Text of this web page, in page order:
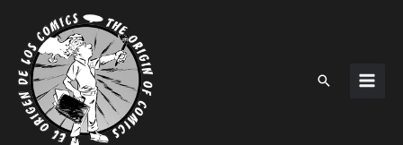
contenido
Buscar